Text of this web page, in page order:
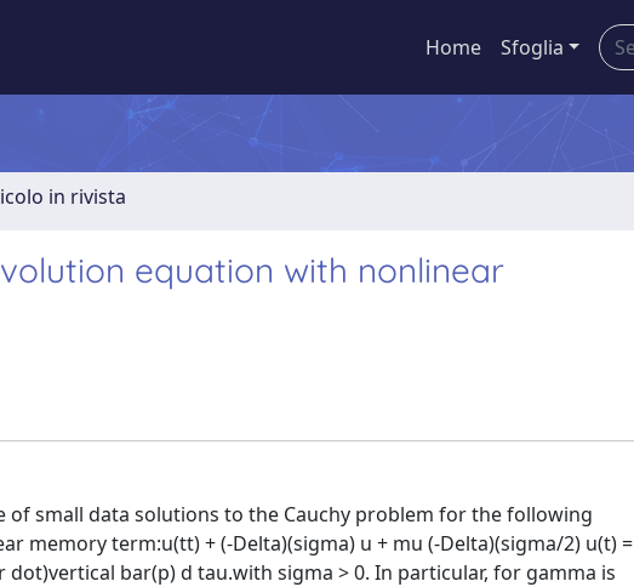
Home Sfoglia
in rivista
equation with nonlinear
of small data solutions to the Cauchy problem for the following
memory term:u(tt) + (-Delta)(sigma) u + mu (-Delta)(sigma/2) u(t) =
bar(p) d tau.with sigma > 0. In particular, for gamma is